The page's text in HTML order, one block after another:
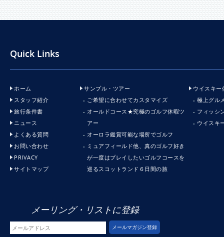
Quick Links
ホーム
スタッフ紹介
旅行条件書
ニュース
よくある質問
お問い合わせ
PRIVACY
サイトマップ
サンプル・ツアー
ご希望に合わせてカスタマイズ
オールドコース★究極のゴルフ休暇ツ
アー
オーロラ鑑賞可能な場所でゴルフ
ミュアフィールド他、真のゴルフ好き
が一度はプレイしたいゴルフコースを
巡るスコットランド６日間の旅
ウイスキー
極上グル
フィッシ
ウイスキ
メーリング・リストに登録